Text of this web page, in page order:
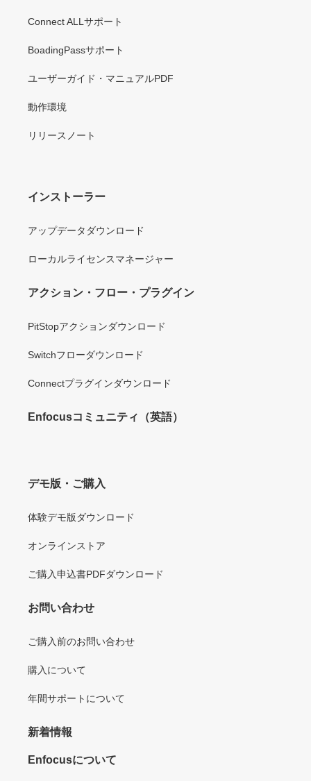
Connect ALLサポート
BoadingPassサポート
ユーザーガイド・マニュアルPDF
動作環境
リリースノート
インストーラー
アップデータダウンロード
ローカルライセンスマネージャー
アクション・フロー・プラグイン
PitStopアクションダウンロード
Switchフローダウンロード
Connectプラグインダウンロード
Enfocusコミュニティ（英語）
デモ版・ご購入
体験デモ版ダウンロード
オンラインストア
ご購入申込書PDFダウンロード
お問い合わせ
ご購入前のお問い合わせ
購入について
年間サポートについて
新着情報
Enfocusについて